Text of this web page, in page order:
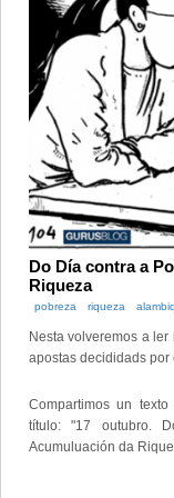
Do Día contra a
Riqueza
pobreza riqueza
Nesta volveremos a
apostas decididads por
Compartimos un
título: "17 outubro.
Acumuluación da